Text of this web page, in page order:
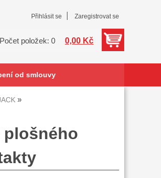
Přihlásit se Zaregistrovat se
Počet položek: 0 0,00 Kč
od smlouvy
plošného